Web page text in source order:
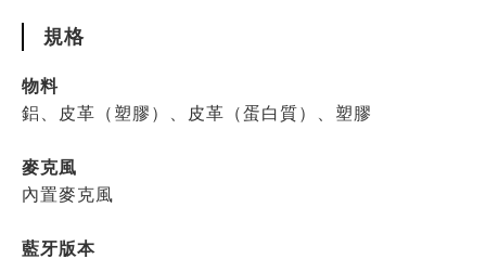
規格
物料
鋁、皮革（塑膠）、皮革（蛋白質）、塑膠
麥克風
內置麥克風
藍牙版本